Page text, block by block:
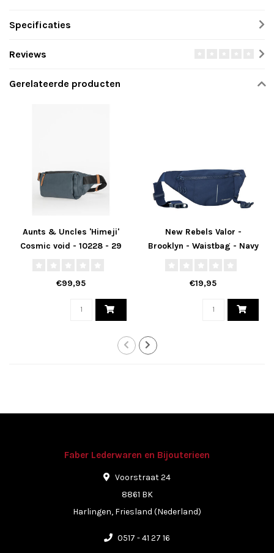
Specificaties
Reviews
Gerelateerde producten
Aunts & Uncles 'Himeji'
Cosmic void - 10228 - 29
€99,95
New Rebels Valor -
Brooklyn - Waistbag - Navy
€19,95
Faber Lederwaren en Bijouterieen
Voorstraat 24
8861 BK
Harlingen, Friesland (Nederland)
0517 - 41 27 16